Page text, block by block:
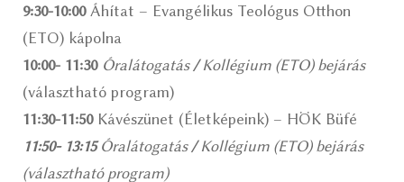
9:30-10:00Áhítat – Evangélikus Teológus Otthon
(ETO) kápolna
10:00- 11:30 Óralátogatás/Kollégium (ETO) bejárás
(választható program)
11:30-11:50Kávészünet (Életképeink) – HÖK Büfé
11:50- 13:15Óralátogatás/Kollégium (ETO) bejárás
(választható program)